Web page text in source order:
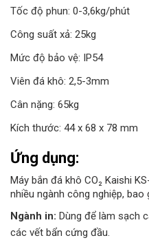
Tốc độ phun: 0-3,6kg/phút
Công suất xả: 25kg
Mức độ bảo vệ: IP54
Viên đá khô: 2,5-3mm
Cân nặng: 65kg
Kích thước: 44 x 68 x 78 mm
Ứng dụng:
Máy bắn đá khô CO₂ Kaishi
nhiều ngành công nghiệp, bao
Ngành in: Dùng để làm sạch
các vết bẩn cứng đầu.